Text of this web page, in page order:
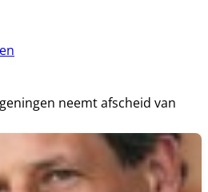
neemt afscheid van